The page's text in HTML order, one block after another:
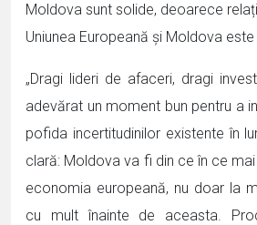
Moldova sunt solide, deoarece
Uniunea Europeană și Moldova
„Dragi lideri de afaceri, dragi
adevărat un moment bun pentru a
pofida incertitudinilor existente în
clară: Moldova va fi din ce în ce
economia europeană, nu doar la
cu mult înainte de aceasta.